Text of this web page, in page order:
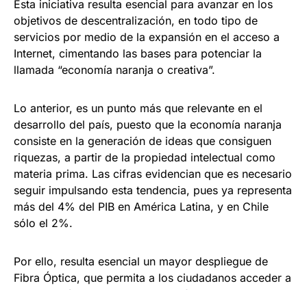
Esta iniciativa resulta esencial para avanzar en los
objetivos de descentralización, en todo tipo de
servicios por medio de la expansión en el acceso a
Internet, cimentando las bases para potenciar la
llamada “economía naranja o creativa”.
Lo anterior, es un punto más que relevante en el
desarrollo del país, puesto que la economía naranja
consiste en la generación de ideas que consiguen
riquezas, a partir de la propiedad intelectual como
materia prima. Las cifras evidencian que es necesario
seguir impulsando esta tendencia, pues ya representa
más del 4% del PIB en América Latina, y en Chile
sólo el 2%.
Por ello, resulta esencial un mayor despliegue de
Fibra Óptica, que permita a los ciudadanos acceder a